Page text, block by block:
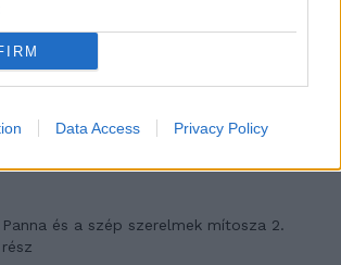
Data Access Privacy Policy
nyílik – Villa...
A családok, akik soha nem hagyták abba
várakozást – Ha egy...
Panna és a szép szerelmek mítosza 2.
rész